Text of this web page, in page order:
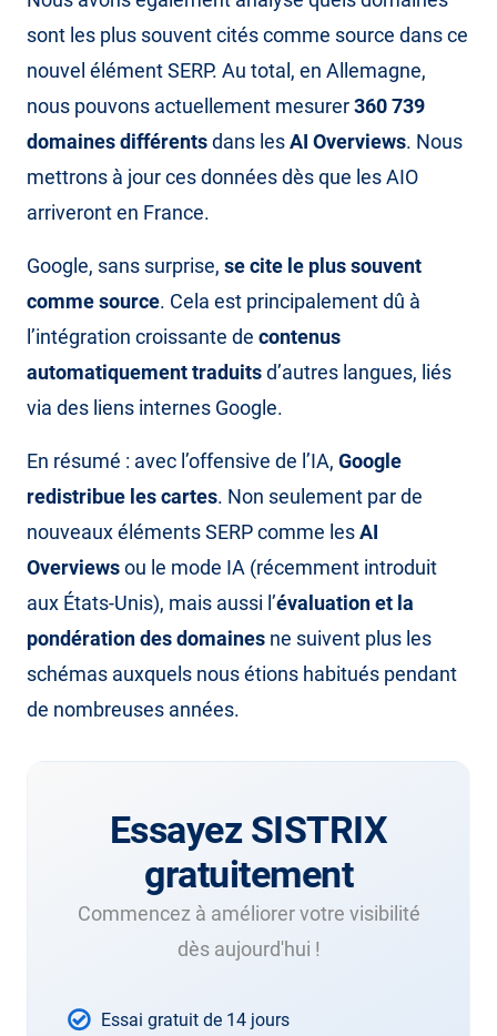
sont les plus souvent cités comme source dans ce
nouvel élément SERP. Au total, en Allemagne,
nous pouvons actuellement mesurer360 739
domaines différentsdans lesAI Overviews. Nous
mettrons à jour ces données dès que les AIO
arriveront en France.
Google, sans surprise, se cite le plus souvent
comme source. Cela est principalement dû à
l’intégration croissante de contenus
automatiquement traduitsd’autres langues, liés
via des liens internes Google.
En résumé : avec l’offensive de l’IA, Google
redistribue les cartes. Non seulement par de
nouveaux éléments SERP comme lesAI
Overviewsou le mode IA (récemment introduit
aux États-Unis), mais aussi l’évaluation et la
pondération des domaines ne suivent plus les
schémas auxquels nous étions habitués pendant
de nombreuses années.
Essayez SISTRIX
gratuitement
Commencez à améliorer votre visibilité
dès aujourd'hui !
Essai gratuit de 14 jours